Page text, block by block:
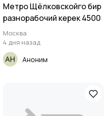
Метро Щёлковскойго бир
разнорабочий керек 4500
Москва
4 дня назад
Аноним